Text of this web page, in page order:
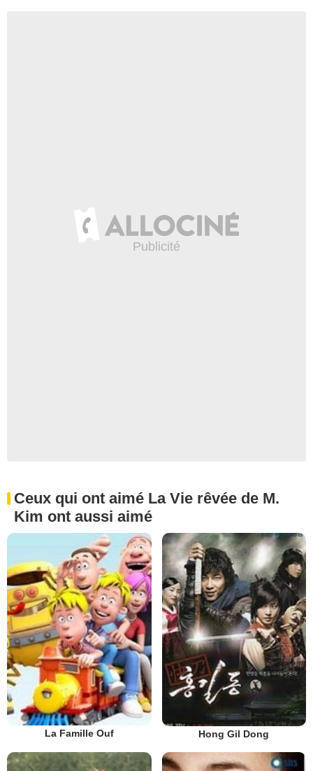
Ceux qui ont aimé La Vie rêvée de M.
Kim ont aussi aimé
La Famille Ouf Hong Gil Dong